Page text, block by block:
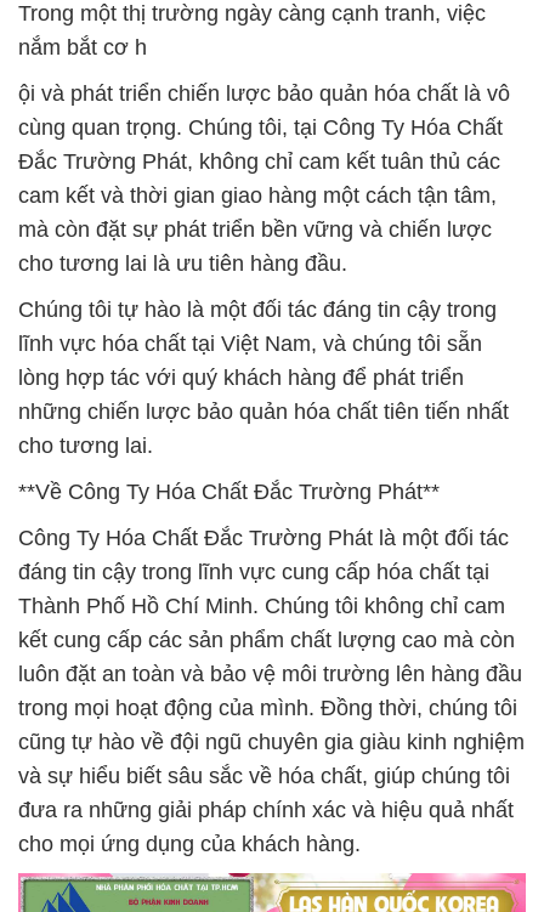
Trong một thị trường ngày càng cạnh tranh, việc
nắm bắt cơ h
ội và phát triển chiến lược bảo quản hóa chất là vô
cùng quan trọng. Chúng tôi, tại Công Ty Hóa Chất
Đắc Trường Phát, không chỉ cam kết tuân thủ các
cam kết và thời gian giao hàng một cách tận tâm,
mà còn đặt sự phát triển bền vững và chiến lược
cho tương lai là ưu tiên hàng đầu.
Chúng tôi tự hào là một đối tác đáng tin cậy trong
lĩnh vực hóa chất tại Việt Nam, và chúng tôi sẵn
lòng hợp tác với quý khách hàng để phát triển
những chiến lược bảo quản hóa chất tiên tiến nhất
cho tương lai.
**Về Công Ty Hóa Chất Đắc Trường Phát**
Công Ty Hóa Chất Đắc Trường Phát là một đối tác
đáng tin cậy trong lĩnh vực cung cấp hóa chất tại
Thành Phố Hồ Chí Minh. Chúng tôi không chỉ cam
kết cung cấp các sản phẩm chất lượng cao mà còn
luôn đặt an toàn và bảo vệ môi trường lên hàng đầu
trong mọi hoạt động của mình. Đồng thời, chúng tôi
cũng tự hào về đội ngũ chuyên gia giàu kinh nghiệm
và sự hiểu biết sâu sắc về hóa chất, giúp chúng tôi
đưa ra những giải pháp chính xác và hiệu quả nhất
cho mọi ứng dụng của khách hàng.